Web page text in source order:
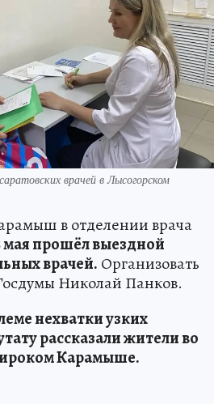
врачей в Лысогорском
в отделении врача
мая прошёл выездной
врачей. Организовать
Николай Панков.
нехватки узких
рассказали жители во
Карамыше.